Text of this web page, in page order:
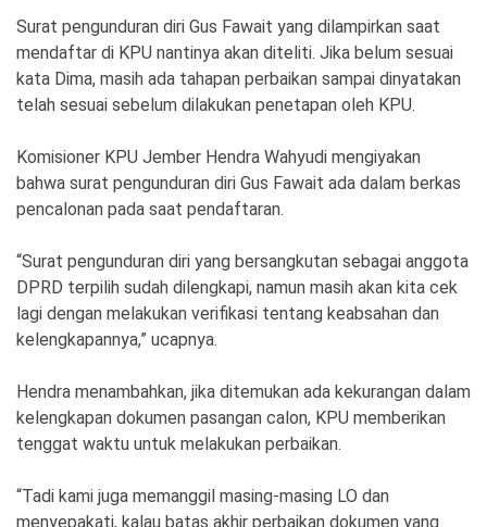
Surat pengunduran diri Gus Fawait yang dilampirkan saat
mendaftar di KPU nantinya akan diteliti. Jika belum sesuai
kata Dima, masih ada tahapan perbaikan sampai dinyatakan
telah sesuai sebelum dilakukan penetapan oleh KPU.
Komisioner KPU Jember Hendra Wahyudi mengiyakan
bahwa surat pengunduran diri Gus Fawait ada dalam berkas
pencalonan pada saat pendaftaran.
“Surat pengunduran diri yang bersangkutan sebagai anggota
DPRD terpilih sudah dilengkapi, namun masih akan kita cek
lagi dengan melakukan verifikasi tentang keabsahan dan
kelengkapannya,” ucapnya.
Hendra menambahkan, jika ditemukan ada kekurangan dalam
kelengkapan dokumen pasangan calon, KPU memberikan
tenggat waktu untuk melakukan perbaikan.
“Tadi kami juga memanggil masing-masing LO dan
menyepakati, kalau batas akhir perbaikan dokumen yang